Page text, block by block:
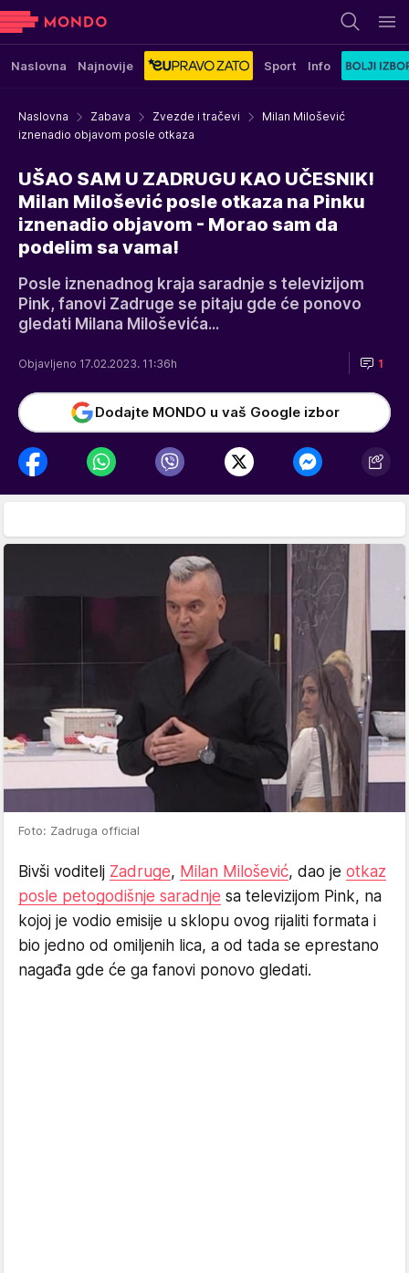
Naslovna Najnovije Sport Info
Naslovna Zabava Zvezde i tračevi
Milan Milošević
iznenadio objavom posle otkaza
UŠAO SAM U ZADRUGU KAO UČESNIK!
Milan Milošević posle otkaza na Pinku
iznenadio objavom - Morao sam da
podelim sa vama!
Posle iznenadnog kraja saradnje s televizijom
Pink, fanovi Zadruge se pitaju gde će ponovo
gledati Milana Miloševića...
Objavljeno 17.02.2023. 11:36h 1
Dodajte MONDO u vaš Google izbor
Foto: Zadruga official
Bivši voditelj Zadruge, Milan Milošević, dao je otkaz
posle petogodišnje saradnje sa televizijom Pink, na
kojoj je vodio emisije u sklopu ovog rijaliti formata i
bio jedno od omiljenih lica, a od tada se eprestano
nagađa gde će ga fanovi ponovo gledati.